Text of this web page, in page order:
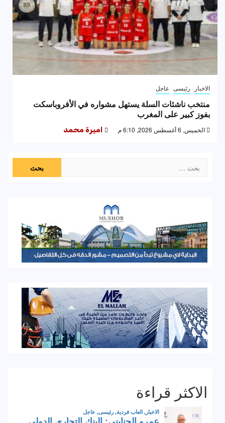
الاخبار رئيسى عاجل
منتخب ناشئات السلة يستهل مشواره في الأفروباسكت
بفوز كبير على المغرب
الخميس, 6 أغسطس 2026, 6:10 م اميرة محمد
عن:
الاكثر قراءة